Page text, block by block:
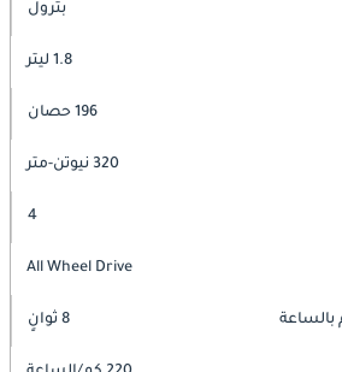
بترول
1.8 ليتر
196 حصان
320 نيوتن-متر
4
All Wheel Drive
8 ثوانٍ